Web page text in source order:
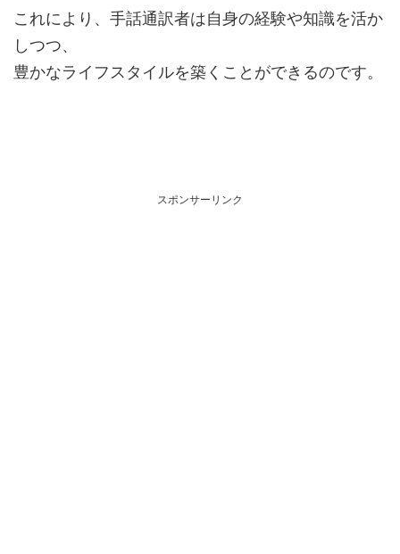
これにより、手話通訳者は自身の経験や知識を活か
しつつ、
豊かなライフスタイルを築くことができるのです。
スポンサーリンク